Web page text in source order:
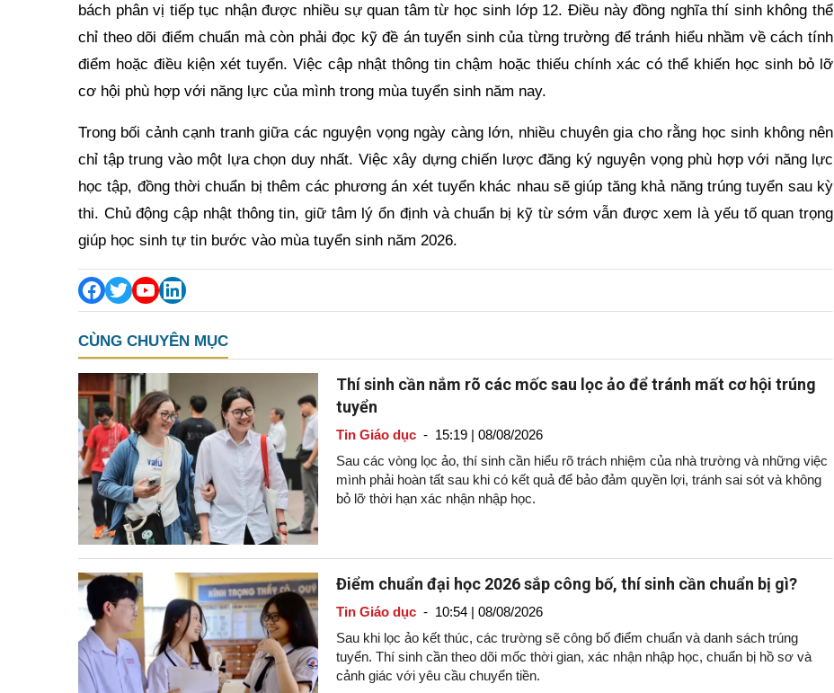
bách phân vị tiếp tục nhận được nhiều sự quan tâm từ học sinh lớp 12. Điều này đồng nghĩa thí sinh không thể
chỉ theo dõi điểm chuẩn mà còn phải đọc kỹ đề án tuyển sinh của từng trường để tránh hiểu nhầm về cách tính
điểm hoặc điều kiện xét tuyển. Việc cập nhật thông tin chậm hoặc thiếu chính xác có thể khiến học sinh bỏ lỡ
cơ hội phù hợp với năng lực của mình trong mùa tuyển sinh năm nay.
Trong bối cảnh cạnh tranh giữa các nguyện vọng ngày càng lớn, nhiều chuyên gia cho rằng học sinh không nên
chỉ tập trung vào một lựa chọn duy nhất. Việc xây dựng chiến lược đăng ký nguyện vọng phù hợp với năng lực
học tập, đồng thời chuẩn bị thêm các phương án xét tuyển khác nhau sẽ giúp tăng khả năng trúng tuyển sau kỳ
thi. Chủ động cập nhật thông tin, giữ tâm lý ổn định và chuẩn bị kỹ từ sớm vẫn được xem là yếu tố quan trọng
giúp học sinh tự tin bước vào mùa tuyển sinh năm 2026.
CÙNG CHUYÊN MỤC
Thí sinh cần nắm rõ các mốc sau lọc ảo để tránh mất cơ hội trúng
tuyển
Tin Giáo dục- 15:19 | 08/08/2026
Sau các vòng lọc ảo, thí sinh cần hiểu rõ trách nhiệm của nhà trường và những việc
mình phải hoàn tất sau khi có kết quả để bảo đảm quyền lợi, tránh sai sót và không
bỏ lỡ thời hạn xác nhận nhập học.
Điểm chuẩn đại học 2026 sắp công bố, thí sinh cần chuẩn bị gì?
Tin Giáo dục- 10:54 | 08/08/2026
Sau khi lọc ảo kết thúc, các trường sẽ công bố điểm chuẩn và danh sách trúng
tuyển. Thí sinh cần theo dõi mốc thời gian, xác nhận nhập học, chuẩn bị hồ sơ và
cảnh giác với yêu cầu chuyển tiền.